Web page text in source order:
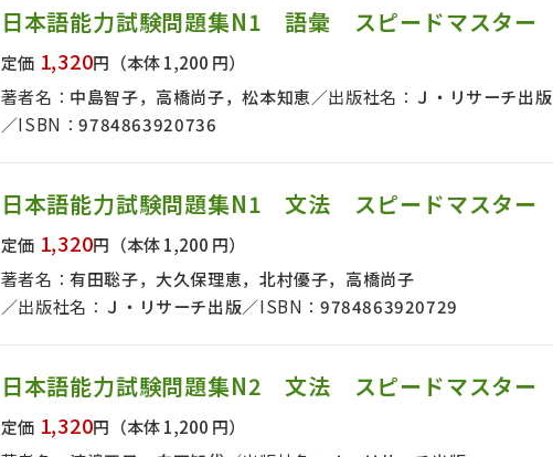
日本語能力試験問題集N1 語彙 スピードマスター
定価 1,320円 （本体 1,200 円）
著者名： 中島智子，高橋尚子，松本知恵 出版社名： Ｊ・リサーチ出版
ISBN：9784863920736
日本語能力試験問題集N1 文法 スピードマスター
定価 1,320円 （本体 1,200 円）
著者名：有田聡子，大久保理恵，北村優子，高橋尚子
出版社名： Ｊ・リサーチ出版 ISBN： 9784863920729
日本語能力試験問題集N2 文法 スピードマスター
定価 1,320円 （本体 1,200 円）